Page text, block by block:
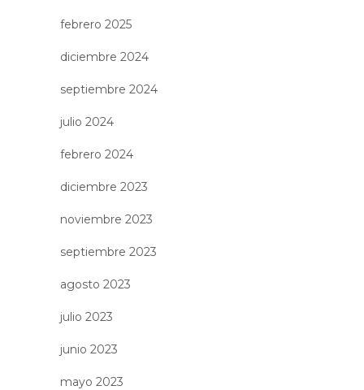
febrero 2025
diciembre 2024
septiembre 2024
julio 2024
febrero 2024
diciembre 2023
noviembre 2023
septiembre 2023
agosto 2023
julio 2023
junio 2023
mayo 2023